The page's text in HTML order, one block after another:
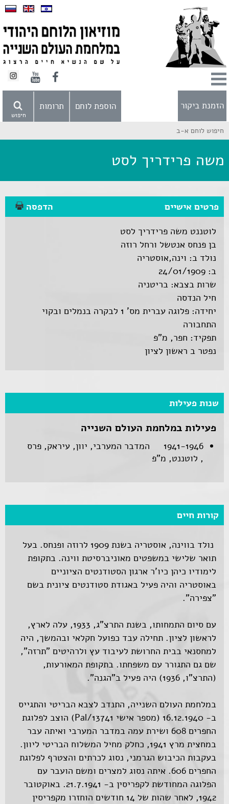
הזמנת ביקור
חיפוש
הוספת לוחם תרומות
חיפוש לוחם א-ב
משה פרידריך לסט
פרטים אישיים
הדפסה
לוטננט משה פרידריך לסט
בן פנחס אנטשל ורחל רוזה
נולד ב: וינה,אוסטריה
ב: 24/01/1909
שרות בצבא: בריטניה
חיל הנדסה
יחידה: פלוגה עברית מס' 1 לבקרה בנמלים ובקוי
התחבורה
תפקיד: חפר, מ"פ
נפטר ב ראשון לציון
שנות פעילות
פעילות במלחמת העולם השנייה
1941-1946
המדבר המערבי, יוון, עיראק, פרס
, לוטננט, מ"פ
קורות חיים
נולד בווינה, אוסטריה בשנת 1909 לרוזה ופנחס. בעל
תואר שלישי במשפטים מאוניברסיטת ווינה. בתקופת
לימודיו כיהן כיו'ר ארגון הסטודנטים הציוניים
באוסטריה והיה פעיל באגודת סטודנטים ציונית בשם
"צפירה".
עם סיום התמחותו, בשנת התרצ"ג, 1933, עלה לארץ,
לראשון לציון. תחילה עבד כפועל חקלאי ובהמשך, היה
למחסנאי בבית החרושת לעיבוד עץ ולרהיטים "תרזה",
שם גם התגורר עם משפחתו. בתקופת המאורעות,
(התרצ"ו, 1936) היה פעיל ב"הגנה".
במלחמת העולם השנייה, התנדב לצבא הבריטי והתגייס
ב- 16.12.1940 (מספר אישי Pal/13741) הוצב לפלוגת
החפרים 608 ושירת עמה במדבר המערבי ואיתה עבר
במחצית מרץ 1941, כחלק מחיל המשלוח הבריטי ליוון.
בעקבות הכיבוש הגרמני, נסוג לכרתים והצטרף לפלוגת
החפרים 606. איתה נסוג למצרים ומשם הועבר עם
הפלוגה המחודשת לקפריסין ב- 21.7.1941. באוקטובר
1942, לאחר שהות של 14 חודשים הוחזרו מקפריסין